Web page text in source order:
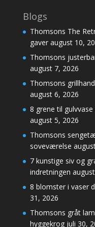
Blogs
Thomsons The
gaver august 10,
Thomsons
august 7, 2026
Thomsons
august 6, 2026
8 grene til
august 5, 2026
Thomsons
soveværelse
7 kunstige siv og
indretningen
8 blomster i vaser
31, 2026
Thomsons gråt
hyggekrog juli 30,